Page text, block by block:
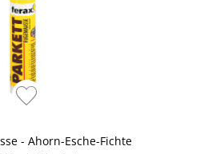
- Ahorn-Esche-Fichte